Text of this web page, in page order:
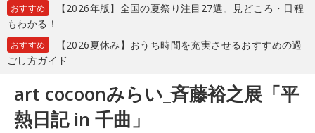
おすすめ
【2026年版】全国の夏祭り注目27選。見どころ・日程
もわかる！
おすすめ
【2026夏休み】おうち時間を充実させるおすすめの過
ごし方ガイド
art cocoonみらい_斉藤裕之展「平
熱日記 in 千曲」